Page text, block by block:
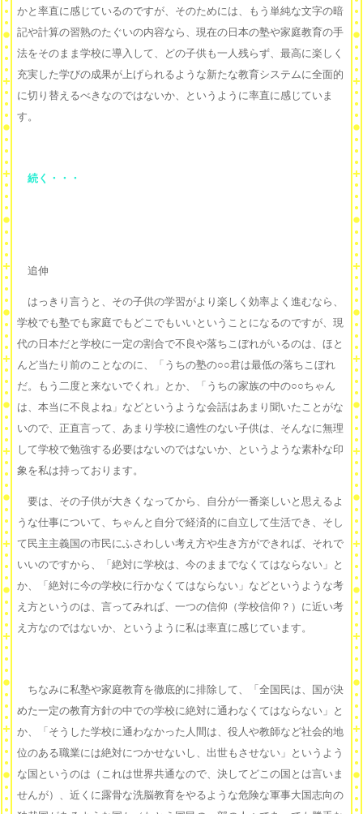
かと率直に感じているのですが、そのためには、もう単純な文字の暗
記や計算の習熟のたぐいの内容なら、現在の日本の塾や家庭教育の手
法をそのまま学校に導入して、どの子供も一人残らず、最高に楽しく
充実した学びの成果が上げられるような新たな教育システムに全面的
に切り替えるべきなのではないか、というように率直に感じていま
す。
続く・・・
追伸
はっきり言うと、その子供の学習がより楽しく効率よく進むなら、
学校でも塾でも家庭でもどこでもいいということになるのですが、現
代の日本だと学校に一定の割合で不良や落ちこぼれがいるのは、ほと
んど当たり前のことなのに、「うちの塾の○○君は最低の落ちこぼれ
だ。もう二度と来ないでくれ」とか、「うちの家族の中の○○ちゃん
は、本当に不良よね」などというような会話はあまり聞いたことがな
いので、正直言って、あまり学校に適性のない子供は、そんなに無理
して学校で勉強する必要はないのではないか、というような素朴な印
象を私は持っております。
要は、その子供が大きくなってから、自分が一番楽しいと思えるよ
うな仕事について、ちゃんと自分で経済的に自立して生活でき、そし
て民主主義国の市民にふさわしい考え方や生き方ができれば、それで
いいのですから、「絶対に学校は、今のままでなくてはならない」と
か、「絶対に今の学校に行かなくてはならない」などというような考
え方というのは、言ってみれば、一つの信仰（学校信仰？）に近い考
え方なのではないか、というように私は率直に感じています。
ちなみに私塾や家庭教育を徹底的に排除して、「全国民は、国が決
めた一定の教育方針の中での学校に絶対に通わなくてはならない」と
か、「そうした学校に通わなかった人間は、役人や教師など社会的地
位のある職業には絶対につかせないし、出世もさせない」というよう
な国というのは（これは世界共通なので、決してどこの国とは言いま
せんが）、近くに露骨な洗脳教育をやるような危険な軍事大国志向の